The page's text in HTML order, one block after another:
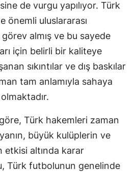
de vurgu yapılıyor. Türk
önemli uluslararası
almış ve bu sayede
için belirli bir kaliteye
sıkıntılar ve dış baskılar
tam anlamıyla sahaya
göre, Türk hakemleri zaman
büyük kulüplerin ve
etkisi altında karar
Türk futbolunun genelinde